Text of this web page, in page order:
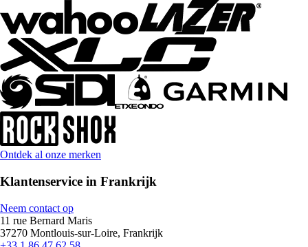
Ontdek al onze merken
Klantenservice in Frankrijk
Neem contact op
11 rue Bernard Maris
37270 Montlouis-sur-Loire, Frankrijk